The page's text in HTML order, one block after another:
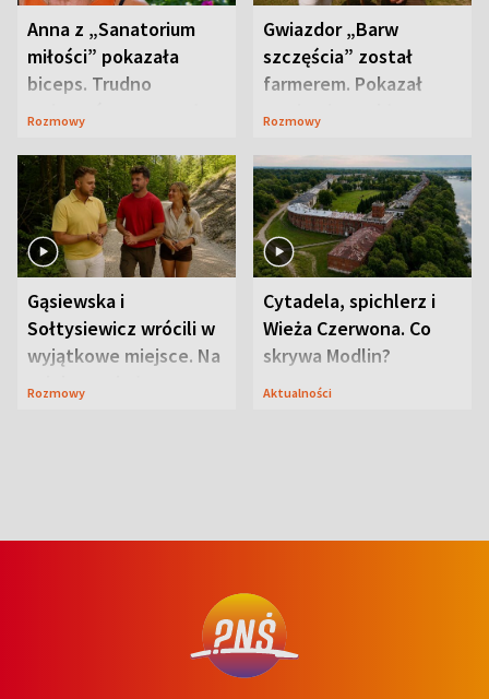
Anna z „Sanatorium
miłości” pokazała
biceps. Trudno
uwierzyć, co przeszła
Rozmowy
Gwiazdor „Barw
szczęścia” został
farmerem. Pokazał
swoje niezwykłe
Rozmowy
Gąsiewska i
Sołtysiewicz wrócili w
wyjątkowe miejsce. Na
szlaku czekał
Rozmowy
Cytadela, spichlerz i
Wieża Czerwona. Co
skrywa Modlin?
Aktualności